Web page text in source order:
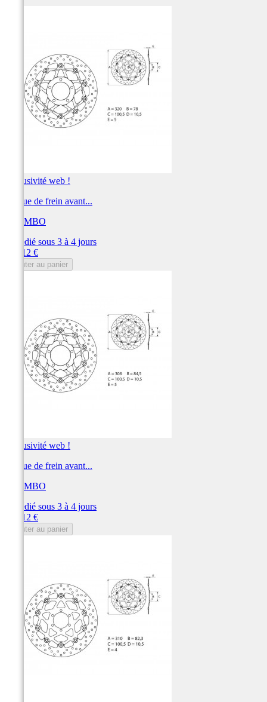
Exclusivité web !
Disque de frein avant...
BREMBO
Expédié sous 3 à 4 jours
360,12 €
Ajouter au panier
Exclusivité web !
Disque de frein avant...
BREMBO
Expédié sous 3 à 4 jours
360,12 €
Ajouter au panier